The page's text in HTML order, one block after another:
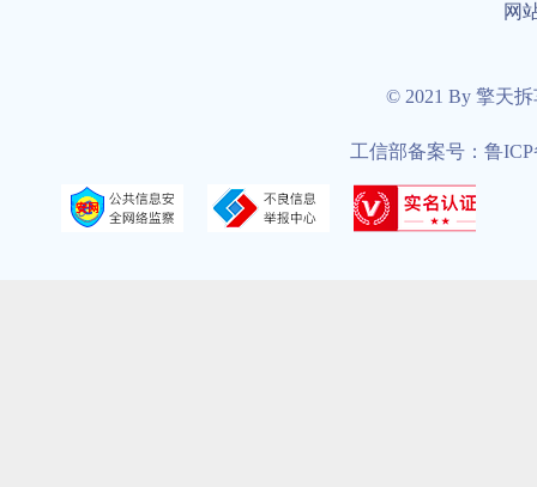
网
© 2021 By 擎天
工信部备案号：鲁